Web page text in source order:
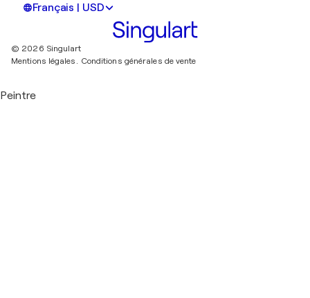
Français | USD
© 2026 Singulart
Mentions légales.
Conditions générales de vente
Peintre